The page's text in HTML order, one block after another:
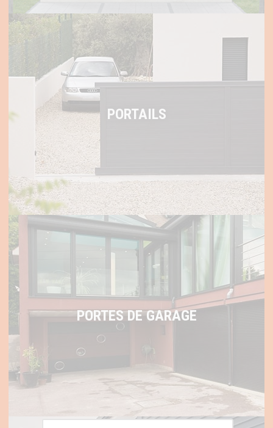
PORTAILS
PORTES DE GARAGE